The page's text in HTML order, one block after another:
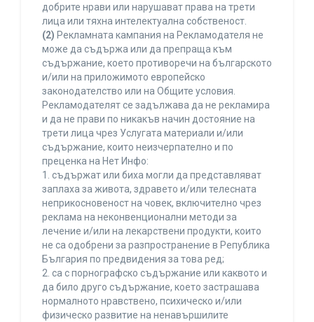
добрите нрави или нарушават права на трети
лица или тяхна интелектуална собственост.
(2) Рекламната кампания на Рекламодателя не
може да съдържа или да препраща към
съдържание, което противоречи на българското
и/или на приложимото европейско
законодателство или на Общите условия.
Рекламодателят се задължава да не рекламира
и да не прави по никакъв начин достояние на
трети лица чрез Услугата материали и/или
съдържание, които неизчерпателно и по
преценка на Нет Инфо:
1. съдържат или биха могли да представляват
заплаха за живота, здравето и/или телесната
неприкосновеност на човек, включително чрез
реклама на неконвенционални методи за
лечение и/или на лекарствени продукти, които
не са одобрени за разпространение в Република
България по предвидения за това ред;
2. са с порнографско съдържание или каквото и
да било друго съдържание, което застрашава
нормалното нравствено, психическо и/или
физическо развитие на ненавършилите